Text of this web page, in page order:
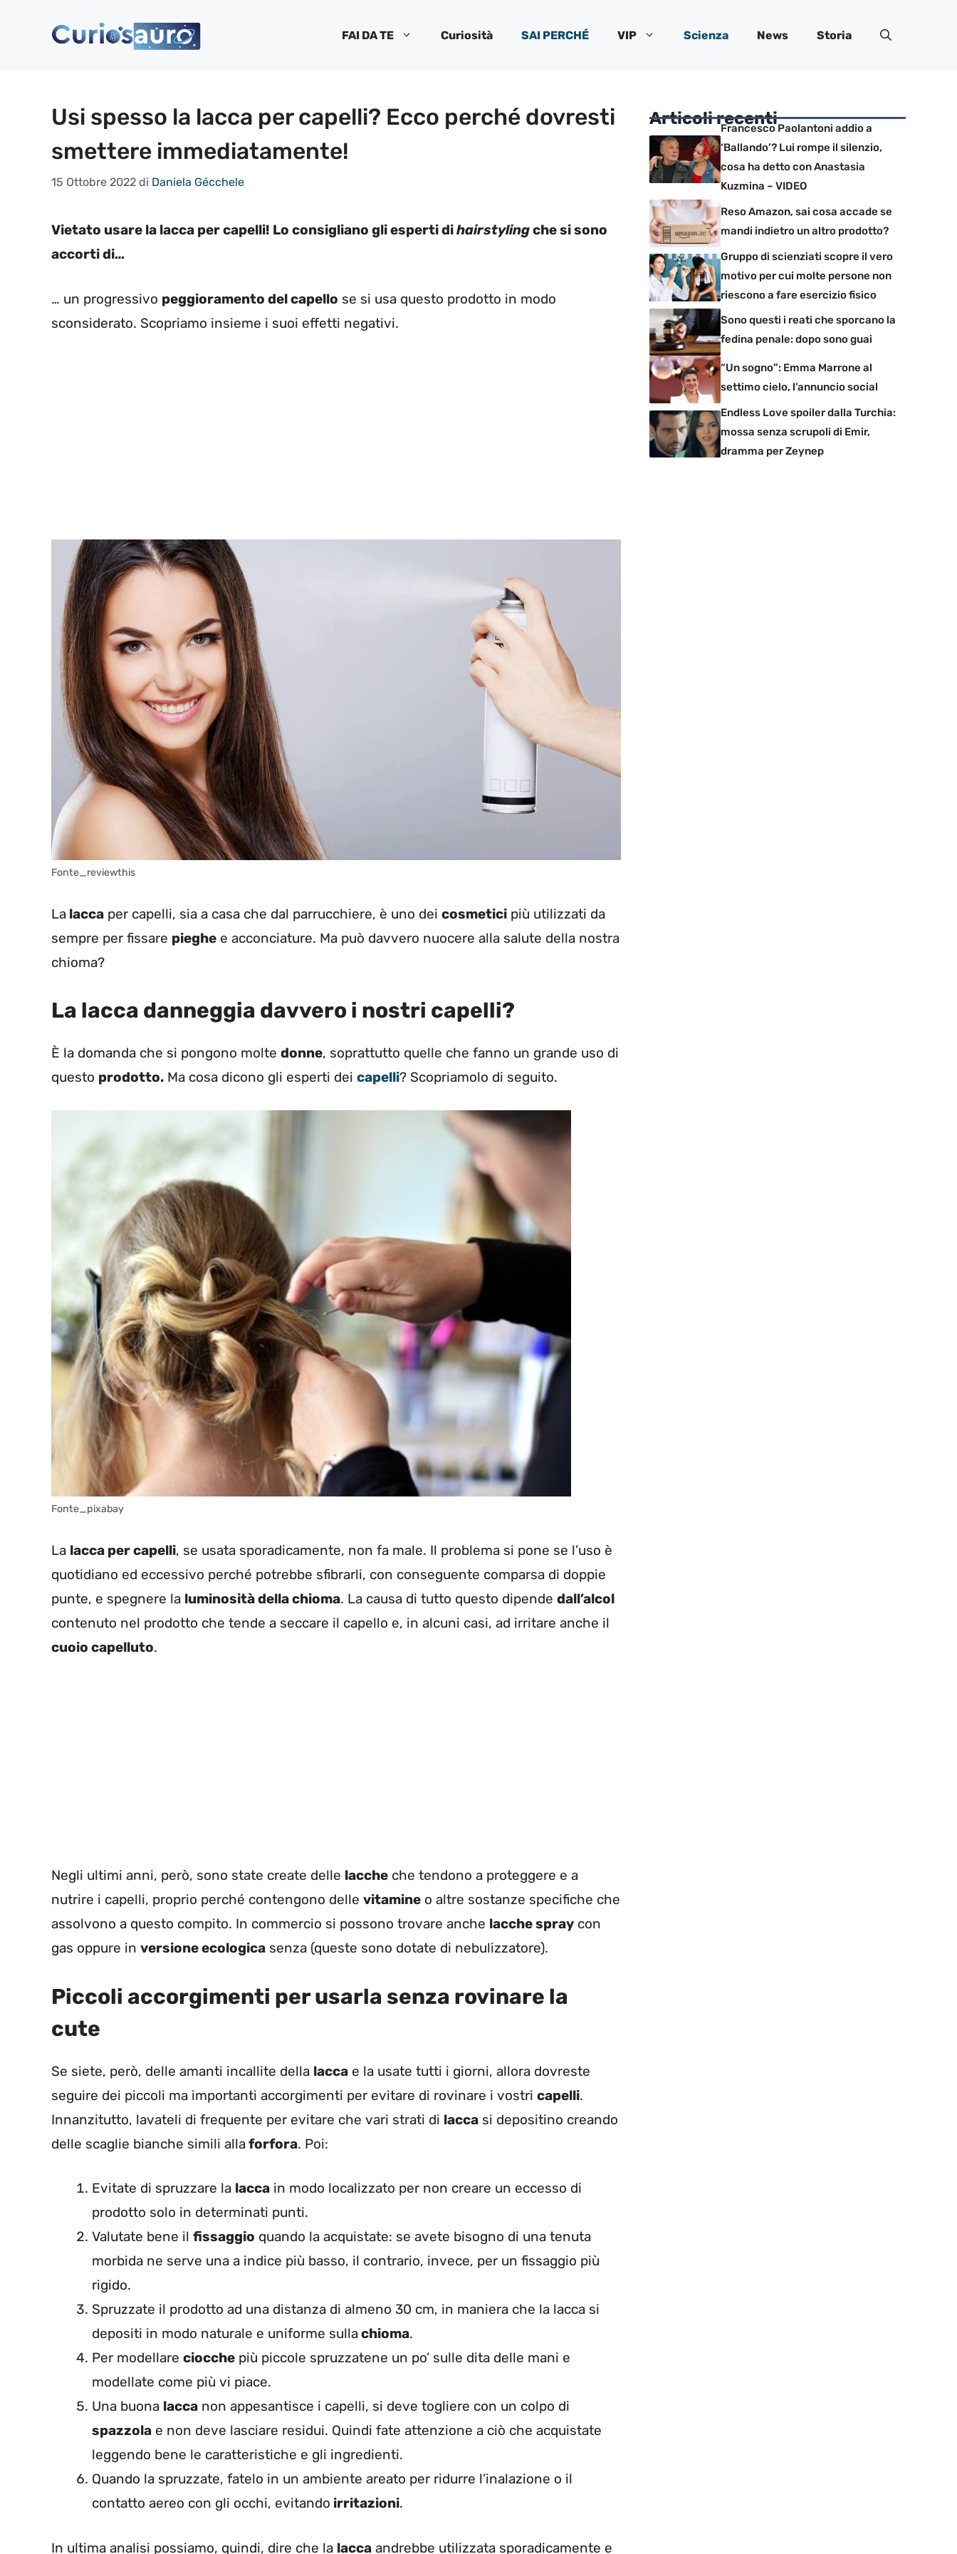
FAI DA TE Curiosità SAI PERCHÉ VIP Scienza News Storia
Usi spesso la lacca per capelli? Ecco perché dovresti
smettere immediatamente!
15 Ottobre 2022 di Daniela Gécchele
Vietato usare la lacca per capelli! Lo consigliano gli esperti dihairstylingche si sono
accorti di…
… un progressivo peggioramento del capello se si usa questo prodotto in modo
sconsiderato. Scopriamo insieme i suoi effetti negativi.
Fonte_reviewthis
La lacca per capelli, sia a casa che dal parrucchiere, è uno dei cosmetici più utilizzati da
sempre per fissare pieghe e acconciature. Ma può davvero nuocere alla salute della nostra
chioma?
La lacca danneggia davvero i nostri capelli?
È la domanda che si pongono molte donne, soprattutto quelle che fanno un grande uso di
questo prodotto. Ma cosa dicono gli esperti dei capelli? Scopriamolo di seguito.
Fonte_pixabay
La lacca per capelli, se usata sporadicamente, non fa male. Il problema si pone se l’uso è
quotidiano ed eccessivo perché potrebbe sfibrarli, con conseguente comparsa di doppie
punte, e spegnere la luminosità della chioma. La causa di tutto questo dipende dall’alcol
contenuto nel prodotto che tende a seccare il capello e, in alcuni casi, ad irritare anche il
cuoio capelluto.
Negli ultimi anni, però, sono state create delle lacche che tendono a proteggere e a
nutrire i capelli, proprio perché contengono delle vitamine o altre sostanze specifiche che
assolvono a questo compito. In commercio si possono trovare anche lacche spray con
gas oppure in versione ecologica senza (queste sono dotate di nebulizzatore).
Piccoli accorgimenti per usarla senza rovinare la
cute
Se siete, però, delle amanti incallite della lacca e la usate tutti i giorni, allora dovreste
seguire dei piccoli ma importanti accorgimenti per evitare di rovinare i vostri capelli.
Innanzitutto, lavateli di frequente per evitare che vari strati di lacca si depositino creando
delle scaglie bianche simili allaforfora. Poi:
Evitate di spruzzare la lacca in modo localizzato per non creare un eccesso di
prodotto solo in determinati punti.
Valutate bene il fissaggio quando la acquistate: se avete bisogno di una tenuta
morbida ne serve una a indice più basso, il contrario, invece, per un fissaggio più
rigido.
Spruzzate il prodotto ad una distanza di almeno 30 cm, in maniera che la lacca si
depositi in modo naturale e uniforme sullachioma.
Per modellare ciocche più piccole spruzzatene un po’ sulle dita delle mani e
modellate come più vi piace.
Una buona lacca non appesantisce i capelli, si deve togliere con un colpo di
spazzola e non deve lasciare residui. Quindi fate attenzione a ciò che acquistate
leggendo bene le caratteristiche e gli ingredienti.
Quando la spruzzate, fatelo in un ambiente areato per ridurre l’inalazione o il
contatto aereo con gli occhi, evitando irritazioni.
In ultima analisi possiamo, quindi, dire che la lacca andrebbe utilizzata sporadicamente e
Articoli recentiFrancesco Paolantoni addio a
‘Ballando’? Lui rompe il silenzio,
cosa ha detto con Anastasia
Kuzmina – VIDEO
Reso Amazon, sai cosa accade se
mandi indietro un altro prodotto?
Gruppo di scienziati scopre il vero
motivo per cui molte persone non
riescono a fare esercizio fisico
Sono questi i reati che sporcano la
fedina penale: dopo sono guai
“Un sogno”: Emma Marrone al
settimo cielo, l’annuncio social
Endless Love spoiler dalla Turchia:
mossa senza scrupoli di Emir,
dramma per Zeynep